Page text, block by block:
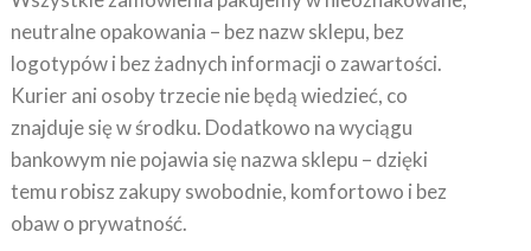
logotypów i bez żadnych informacji o zawartości.
Kurier ani osoby trzecie nie będą wiedzieć, co
znajduje się w środku. Dodatkowo na wyciągu
bankowym nie pojawia się nazwa sklepu – dzięki
temu robisz zakupy swobodnie, komfortowo i bez
obaw o prywatność.